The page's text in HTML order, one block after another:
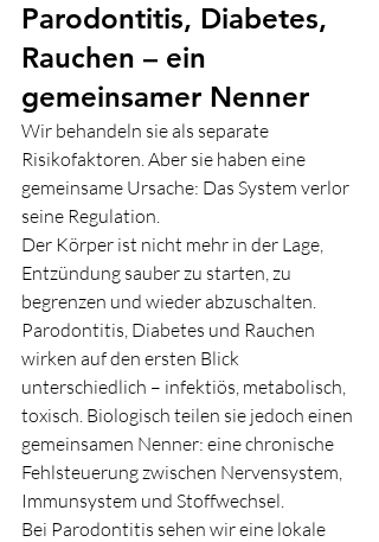
Parodontitis, Diabetes,
Rauchen – ein
gemeinsamer Nenner
Wir behandeln sie als separate
Risikofaktoren. Aber sie haben eine
gemeinsame Ursache: Das System verlor
seine Regulation.
Der Körper ist nicht mehr in der Lage,
Entzündung sauber zu starten, zu
begrenzen und wieder abzuschalten.
Parodontitis, Diabetes und Rauchen
wirken auf den ersten Blick
unterschiedlich – infektiös, metabolisch,
toxisch. Biologisch teilen sie jedoch einen
gemeinsamen Nenner: eine chronische
Fehlsteuerung zwischen Nervensystem,
Immunsystem und Stoffwechsel.
Bei Parodontitis sehen wir eine lokale